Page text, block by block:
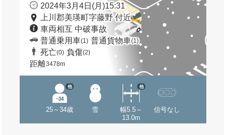
2024年3月4日(月)15:31
上川郡美瑛町字藤野 付近
車両相互 中破事故
普通乗用車(1) 普通貨物車(1)
死亡(0) 負傷(2)
距離3478m
25～34歳
他
雪
幅5.5～
13.0m
他
信号なし